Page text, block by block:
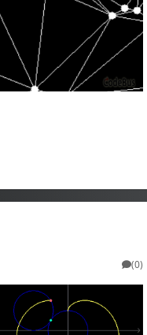
(0)